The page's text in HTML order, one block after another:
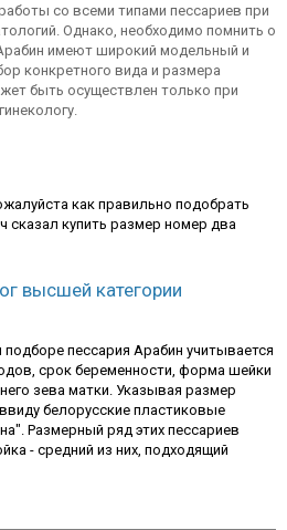
со всеми типами пессариев при
Однако, необходимо помнить о
имеют широкий модельный и
конкретного вида и размера
быть осуществлен только при
как правильно подобрать
сказал купить размер номер два
высшей категории
пессария Арабин учитывается
срок беременности, форма шейки
зева матки. Указывая размер
белорусские пластиковые
Размерный ряд этих пессариев
- средний из них, подходящий